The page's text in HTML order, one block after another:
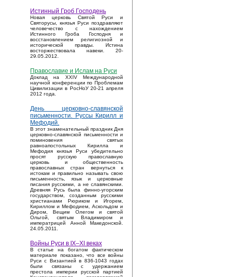
Истинный Гроб Господень
Новая церковь Святой Руси и
Святорусы, князья Руси поздравляют
человечество с нахождением
Истинного Гроба Господня и
восстановлением религиозной и
исторической правды. Истина
восторжествовала навеки. 20-
29.05.2012.
Православие и Ислам на Руси
Доклад на XXIV Международной
научной конференции по Проблемам
Цивилизации в РосНоУ 20-21 апреля
2012 года.
День церковно-славянской
письменности. Руссы Кирилл и
Мефодий.
В этот знаменательный праздник Дня
церковно-славянской письменности и
поминовения святых
равноапостольных Кирилла и
Мефодия князья Руси убедительно
просят русскую православную
церковь и общественность
православных стран вернуться к
истокам и правильно называть свою
письменность, язык и церковные
писания русскими, а не славянскими.
Древняя Русь была финно-угорским
государством, созданным русскими
христианами Рюриком и Игорем,
Кириллом и Мефодием, Аскольдом и
Диром, Вещим Олегом и святой
Ольгой, святым Владимиром и
императрицей Анной Македонской.
24.05.2011.
Войны Руси в IX–XI веках
В статье на богатом фактическом
материале показано, что все войны
Руси с Византией в 836-1043 годах
были связаны с удержанием
престола империи русской партией